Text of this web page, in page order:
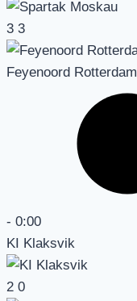
3 3
Feyenoord Rotterdam
- 0:00
KI Klaksvik
2 0